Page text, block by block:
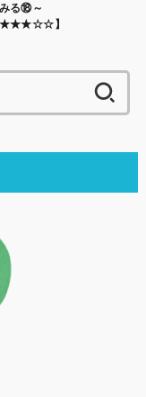
る⑱～
★★★☆☆】